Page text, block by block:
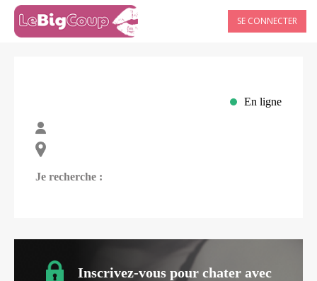
SE CONNECTER
En ligne
Je recherche :
Inscrivez-vous pour chater avec